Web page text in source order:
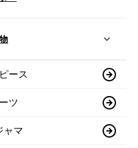
ース
ツ
ャマ